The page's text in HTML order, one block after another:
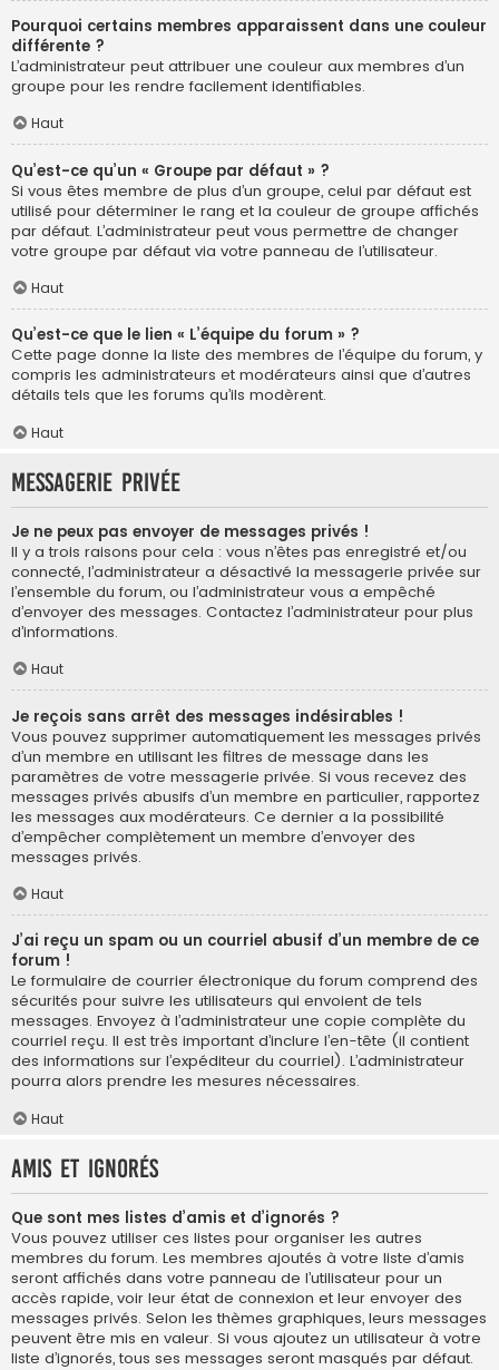
Pourquoi certains membres apparaissent dans une couleur
différente ?
L’administrateur peut attribuer une couleur aux membres d’un
groupe pour les rendre facilement identifiables.
Haut
Qu’est-ce qu’un « Groupe par défaut » ?
Si vous êtes membre de plus d’un groupe, celui par défaut est
utilisé pour déterminer le rang et la couleur de groupe affichés
par défaut. L’administrateur peut vous permettre de changer
votre groupe par défaut via votre panneau de l’utilisateur.
Haut
Qu’est-ce que le lien « L’équipe du forum » ?
Cette page donne la liste des membres de l’équipe du forum, y
compris les administrateurs et modérateurs ainsi que d’autres
détails tels que les forums qu’ils modèrent.
Haut
Messagerie privée
Je ne peux pas envoyer de messages privés !
Il y a trois raisons pour cela : vous n’êtes pas enregistré et/ou
connecté, l’administrateur a désactivé la messagerie privée sur
l’ensemble du forum, ou l’administrateur vous a empêché
d’envoyer des messages. Contactez l’administrateur pour plus
d’informations.
Haut
Je reçois sans arrêt des messages indésirables !
Vous pouvez supprimer automatiquement les messages privés
d’un membre en utilisant les filtres de message dans les
paramètres de votre messagerie privée. Si vous recevez des
messages privés abusifs d’un membre en particulier, rapportez
les messages aux modérateurs. Ce dernier a la possibilité
d’empêcher complètement un membre d’envoyer des
messages privés.
Haut
J’ai reçu un spam ou un courriel abusif d’un membre de ce
forum !
Le formulaire de courrier électronique du forum comprend des
sécurités pour suivre les utilisateurs qui envoient de tels
messages. Envoyez à l’administrateur une copie complète du
courriel reçu. Il est très important d’inclure l’en-tête (il contient
des informations sur l’expéditeur du courriel). L’administrateur
pourra alors prendre les mesures nécessaires.
Haut
Amis et ignorés
Que sont mes listes d’amis et d’ignorés ?
Vous pouvez utiliser ces listes pour organiser les autres
membres du forum. Les membres ajoutés à votre liste d’amis
seront affichés dans votre panneau de l’utilisateur pour un
accès rapide, voir leur état de connexion et leur envoyer des
messages privés. Selon les thèmes graphiques, leurs messages
peuvent être mis en valeur. Si vous ajoutez un utilisateur à votre
liste d’ignorés, tous ses messages seront masqués par défaut.